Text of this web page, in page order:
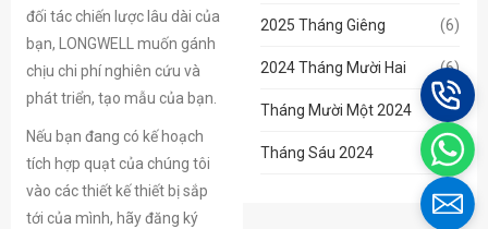
đối tác chiến lược lâu dài của
bạn, LONGWELL muốn gánh
chịu chi phí nghiên cứu và
phát triển, tạo mẫu của bạn.
Nếu bạn đang có kế hoạch
tích hợp quạt của chúng tôi
vào các thiết kế thiết bị sắp
tới của mình, hãy đăng ký
2025 Tháng Giêng (6)
2024 Tháng Mười Hai (6)
Tháng Mười Một 2024 (6)
Tháng Sáu 2024 (3)